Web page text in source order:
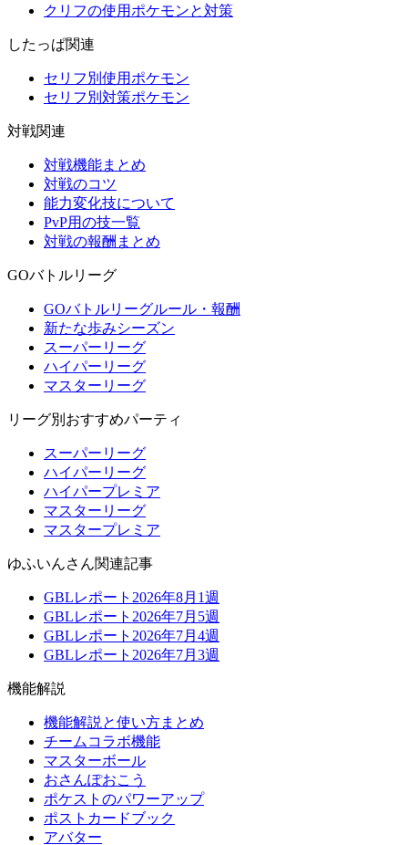
クリフの使用ポケモンと対策
したっぱ関連
セリフ別使用ポケモン
セリフ別対策ポケモン
対戦関連
対戦機能まとめ
対戦のコツ
能力変化技について
PvP用の技一覧
対戦の報酬まとめ
GOバトルリーグ
GOバトルリーグルール・報酬
新たな歩みシーズン
スーパーリーグ
ハイパーリーグ
マスターリーグ
リーグ別おすすめパーティ
スーパーリーグ
ハイパーリーグ
ハイパープレミア
マスターリーグ
マスタープレミア
ゆふいんさん関連記事
GBLレポート2026年8月1週
GBLレポート2026年7月5週
GBLレポート2026年7月4週
GBLレポート2026年7月3週
機能解説
機能解説と使い方まとめ
チームコラボ機能
マスターボール
おさんぽおこう
ポケストのパワーアップ
ポストカードブック
アバター